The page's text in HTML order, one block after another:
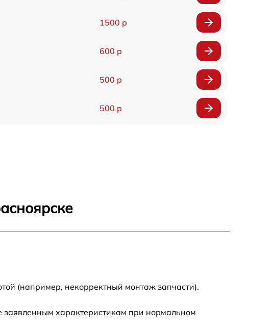
1500 р
600 р
500 р
500 р
(например, некорректный монтаж запчасти).
заявленным характеристикам при нормальном